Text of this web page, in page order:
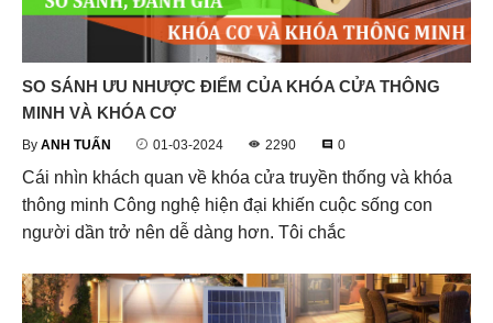
SO SÁNH ƯU NHƯỢC ĐIỂM CỦA KHÓA CỬA THÔNG
MINH VÀ KHÓA CƠ
By ANH TUẤN 01-03-2024 2290 0
Cái nhìn khách quan về khóa cửa truyền thống và khóa
thông minh Công nghệ hiện đại khiến cuộc sống con
người dần trở nên dễ dàng hơn. Tôi chắc